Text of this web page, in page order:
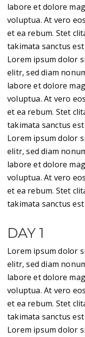
labore et dolore
voluptua. At vero
et ea rebum. Stet
takimata sanctus
Lorem ipsum dolor
elitr, sed diam
labore et dolore
voluptua. At vero
et ea rebum. Stet
takimata sanctus
Lorem ipsum dolor
elitr, sed diam
labore et dolore
voluptua. At vero
et ea rebum. Stet
takimata sanctus
DAY 1
Lorem ipsum dolor
elitr, sed diam
labore et dolore
voluptua. At vero
et ea rebum. Stet
takimata sanctus
Lorem ipsum dolor